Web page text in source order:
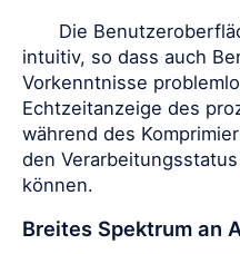
Die
intuitiv, so dass auch
Vorkenntnisse
Echtzeitanzeige des
während des
den
können.
Breites Spektrum an